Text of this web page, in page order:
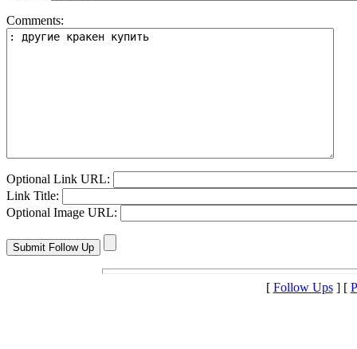
Comments:
Optional Link URL:
Link Title:
Optional Image URL:
[ Follow Ups] [